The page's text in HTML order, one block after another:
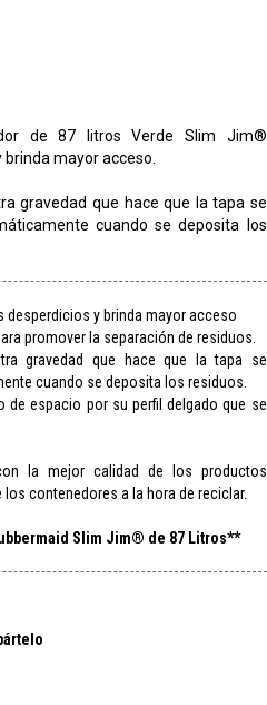
de 87 litros Verde Slim Jim®
mayor acceso.
gravedad que hace que la tapa se
cuando se deposita los
desperdicios y brinda mayor acceso
promover la separación de residuos.
gravedad que hace que la tapa se
cuando se deposita los residuos.
de espacio por su perfil delgado que se
la mejor calidad de los productos
los contenedores a la hora de reciclar.
Slim Jim® de 87 Litros**